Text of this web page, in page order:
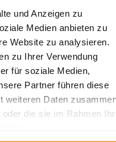
und Anzeigen zu
Medien anbieten zu
Website zu analysieren.
zu Ihrer Verwendung
für soziale Medien,
Partner führen diese
weiteren Daten
die sie im Rahmen